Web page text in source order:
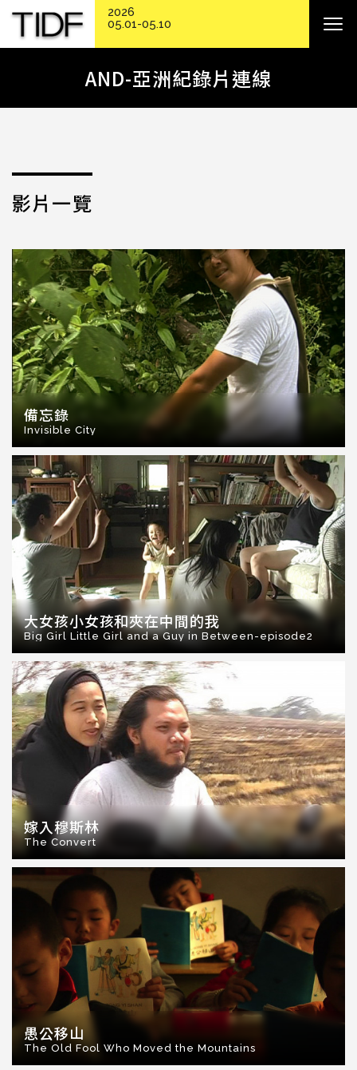
AND-亞洲紀錄片連線
影片一覽
備忘錄
Invisible City
大女孩小女孩和夾在中間的我
Big Girl Little Girl and a Guy in Between-episode2
嫁入穆斯林
The Convert
愚公移山
The Old Fool Who Moved the Mountains
2026
05.01-05.10